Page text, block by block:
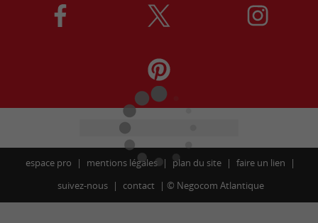
espace pro mentions légales plan du site
faire un lien
suivez-nous
contact © Negocom Atlantique